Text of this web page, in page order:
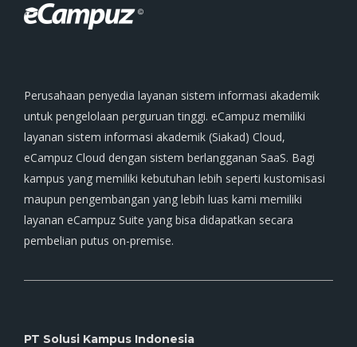
Perusahaan penyedia layanan sistem informasi akademik
untuk pengelolaan perguruan tinggi. eCampuz memiliki
layanan sistem informasi akademik (Siakad) Cloud,
eCampuz Cloud dengan sistem berlangganan SaaS. Bagi
kampus yang memiliki kebutuhan lebih seperti kustomisasi
maupun pengembangan yang lebih luas kami memiliki
layanan eCampuz Suite yang bisa didapatkan secara
pembelian putus on-premise.
PT Solusi Kampus Indonesia